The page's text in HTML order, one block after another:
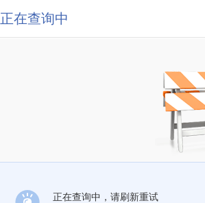
正在查询中
正在查询中，请刷新重试